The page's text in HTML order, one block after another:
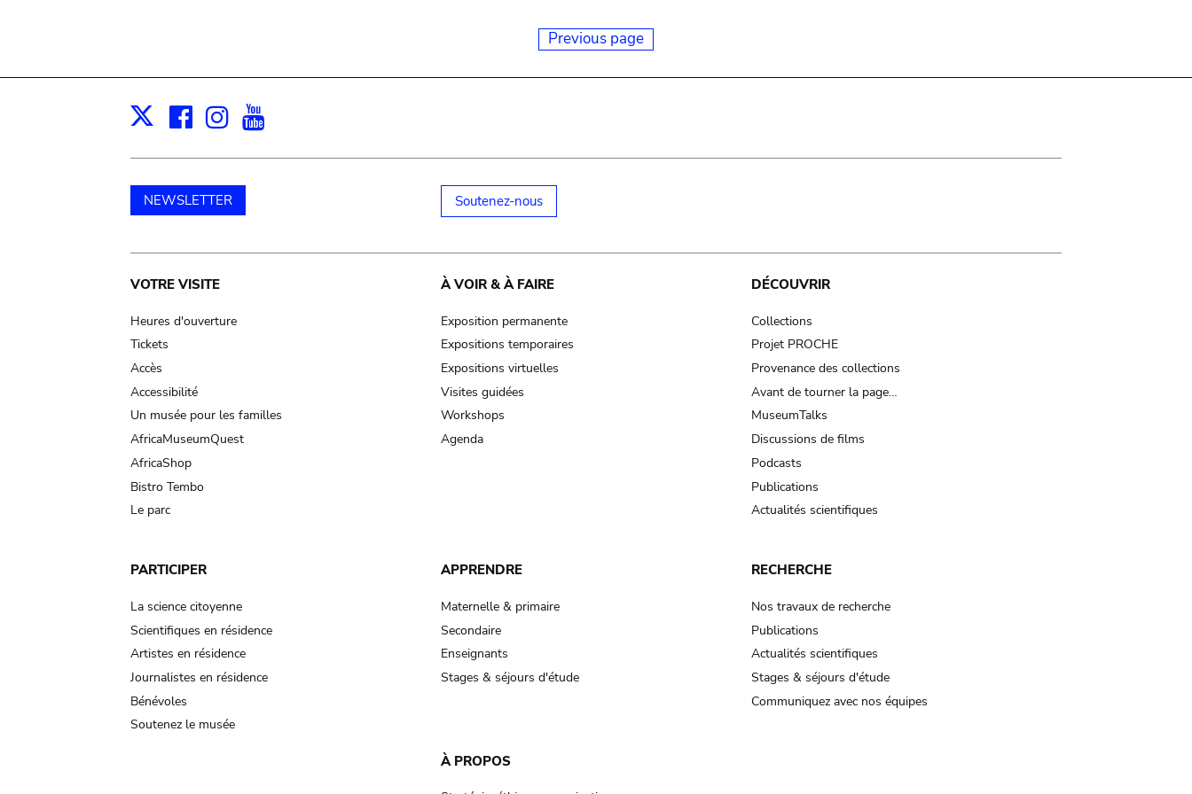
Previous page
X Facebook
Instagram
NEWSLETTER Soutenez-nous
Main
navigation
VOTRE VISITE
Heures d'ouverture
Tickets
Accès
Accessibilité
Un musée pour les familles
AfricaMuseumQuest
AfricaShop
Bistro Tembo
Le parc
À VOIR & À FAIRE
Exposition permanente
Expositions temporaires
Expositions virtuelles
Visites guidées
Workshops
Agenda
DÉCOUVRIR
Collections
Projet PROCHE
Provenance des collections
Avant de tourner la page…
MuseumTalks
Discussions de films
Podcasts
Publications
Actualités scientifiques
PARTICIPER
La science citoyenne
Scientifiques en résidence
Artistes en résidence
Journalistes en résidence
Bénévoles
Soutenez le musée
APPRENDRE
Maternelle & primaire
Secondaire
Enseignants
Stages & séjours d'étude
RECHERCHE
Nos travaux de recherche
Publications
Actualités scientifiques
Stages & séjours d'étude
Communiquez avec nos équipes
À PROPOS